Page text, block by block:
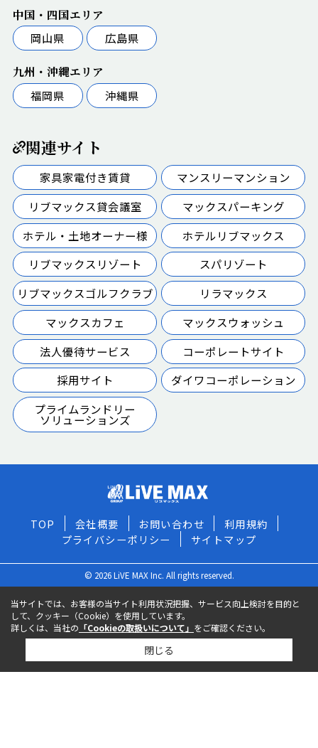
中国・四国エリア
岡山県
広島県
九州・沖縄エリア
福岡県
沖縄県
関連サイト
家具家電付き賃貸
マンスリーマンション
リブマックス貸会議室
マックスパーキング
ホテル・土地オーナー様
ホテルリブマックス
リブマックスリゾート
スパリゾート
リブマックスゴルフクラブ
リラマックス
マックスカフェ
マックスウォッシュ
法人優待サービス
コーポレートサイト
採用サイト
ダイワコーポレーション
プライムランドリー
ソリューションズ
TOP 会社概要 お問い合わせ
利用規約
プライバシーポリシー
サイトマップ
© 2026 LiVE MAX Inc. All rights reserved.
当サイトでは、お客様の当サイト利用状況把握、サービス向上検討を目的と
して、クッキー（Cookie）を使用しています。
詳しくは、当社の 「Cookieの取扱いについて」 をご確認ください。
閉じる